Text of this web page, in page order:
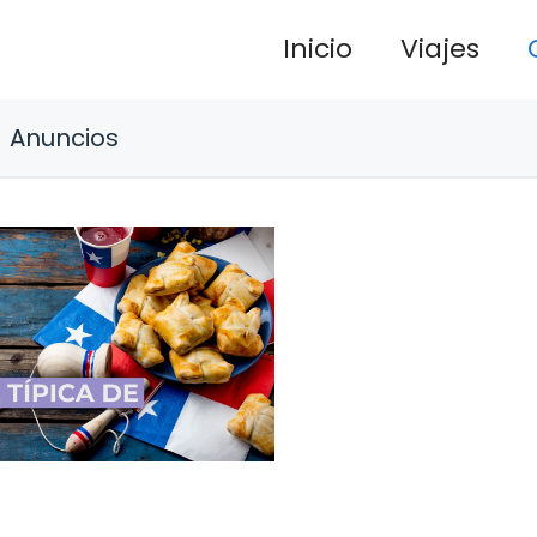
Inicio Viajes
Anuncios